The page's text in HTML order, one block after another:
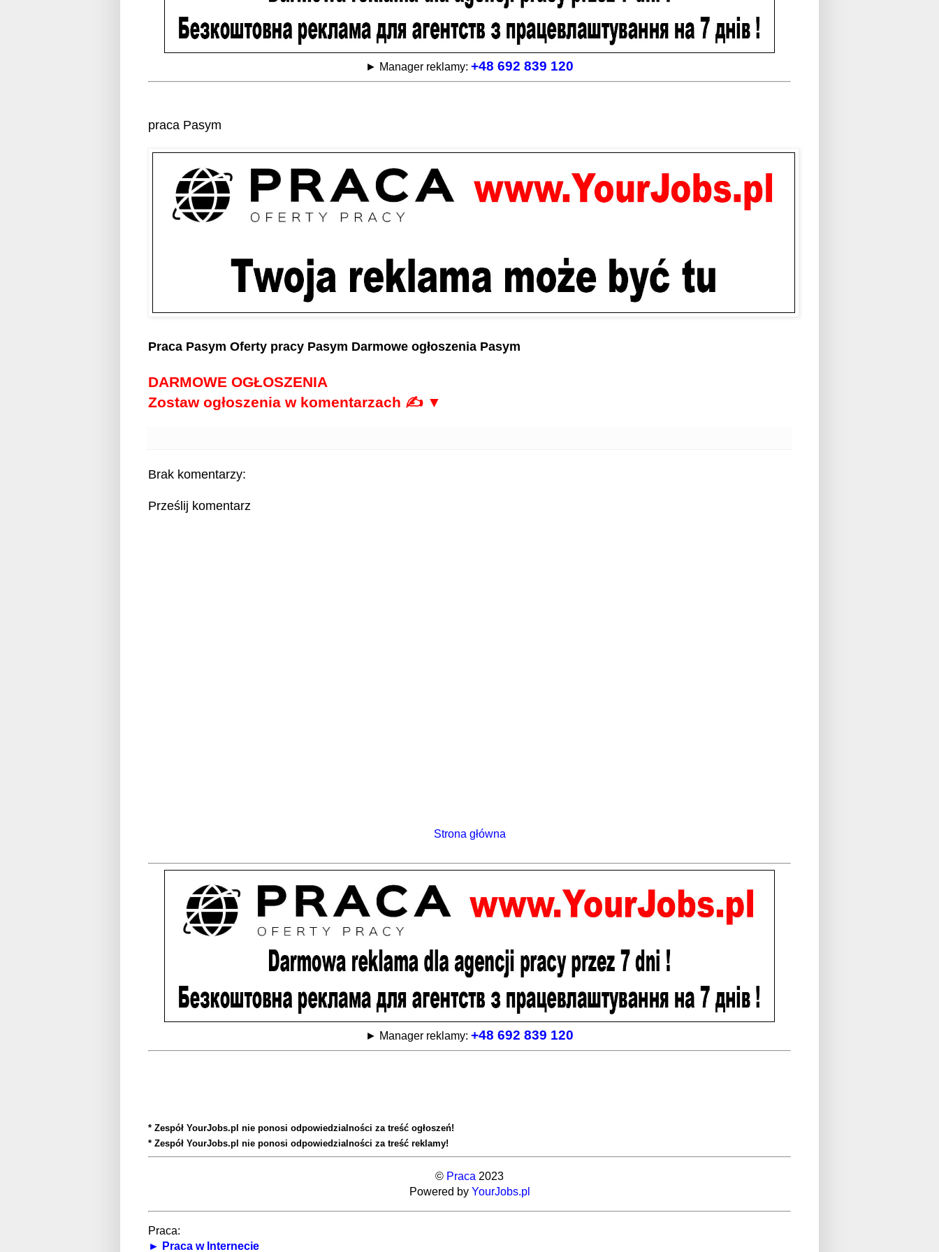
► Manager reklamy: +48 692 839 120
praca Pasym
Praca Pasym Oferty pracy Pasym Darmowe ogłoszenia Pasym
DARMOWE OGŁOSZENIA
Zostaw ogłoszenia w komentarzach ✍ ▼
Brak komentarzy:
Prześlij komentarz
Strona główna
► Manager reklamy: +48 692 839 120
* Zespół YourJobs.pl nie ponosi odpowiedzialności za treść ogłoszeń!
* Zespół YourJobs.pl nie ponosi odpowiedzialności za treść reklamy!
© Praca 2023
Powered by YourJobs.pl
Praca:
► Praca w Internecie